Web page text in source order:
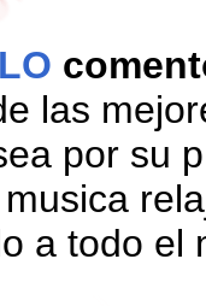
las
por su
a todo el